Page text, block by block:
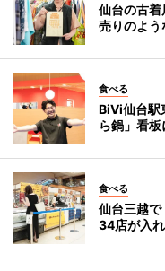
仙台の古
売りのよ
食べる
BiVi仙台駅
ら鍋」看
食べる
仙台三越
34店が入